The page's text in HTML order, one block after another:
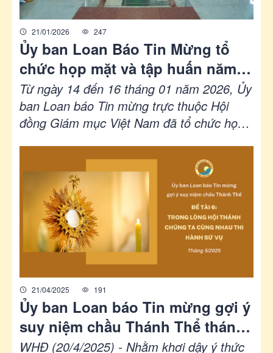
21/01/2026 247
Ủy ban Loan Báo Tin Mừng tổ
chức họp mặt và tập huấn năm
2026
Từ ngày 14 đến 16 tháng 01 năm 2026, Ủy
ban Loan báo Tin mừng trực thuộc Hội
đồng Giám mục Việt Nam đã tổ chức họp
viên là quý linh mục và tu sĩ, thành viên
của Liên hiệp Giáo hoàng Truyền giáo –
Giáo sĩ và Tu sĩ.
21/04/2025 191
Ủy ban Loan báo Tin mừng gợi ý
suy niệm chầu Thánh Thể tháng
5/2025 - Trong lòng Hội thánh
WHĐ (20/4/2025) - Nhằm khơi dậy ý thức